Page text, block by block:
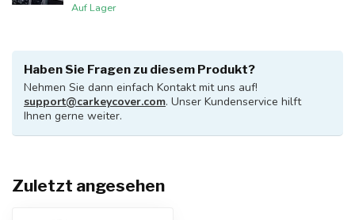
Auf Lager
Haben Sie Fragen zu diesem Produkt?
Nehmen Sie dann einfach Kontakt mit uns auf!
support@carkeycover.com. Unser Kundenservice hilft
Ihnen gerne weiter.
Zuletzt angesehen